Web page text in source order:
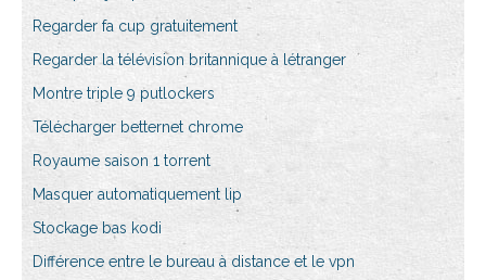
Regarder fa cup gratuitement
Regarder la télévision britannique à létranger
Montre triple 9 putlockers
Télécharger betternet chrome
Royaume saison 1 torrent
Masquer automatiquement lip
Stockage bas kodi
Différence entre le bureau à distance et le vpn